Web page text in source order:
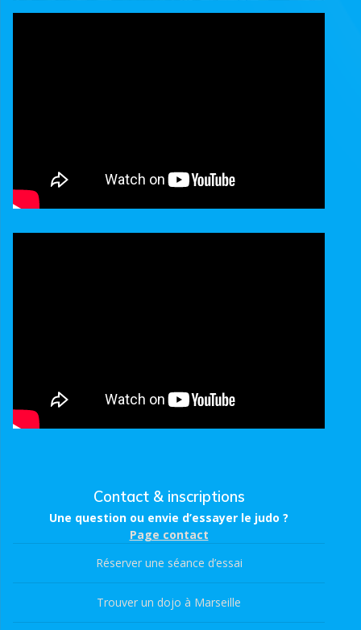
Contact & inscriptions
Une question ou envie d’essayer le judo ?
Page contact
Réserver une séance d’essai
Trouver un dojo à Marseille